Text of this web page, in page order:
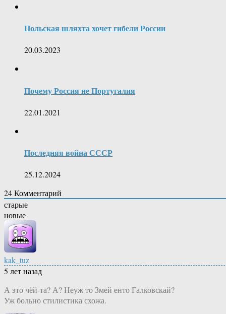
Польская шляхта хочет гибели России
20.03.2023
Почему Россия не Португалия
22.01.2021
Последняя война СССР
25.12.2024
24Комментарий
старые
новые
kak_tuz
5 лет назад
А это чёй-та? А? Неуж то Змей енто Галковскай?
Уж больно стилистика схожа.